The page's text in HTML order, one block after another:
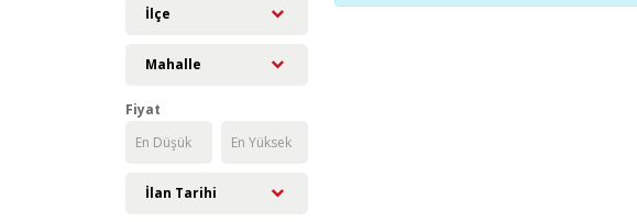
İlçe
Mahalle
Fiyat
İlan Tarihi